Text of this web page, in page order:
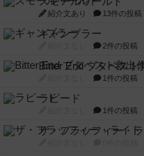
紹介文あり 13件の投稿
ギャンブラー
2件の投稿
Bitter End ブタペスト
1件の投稿
ラピード
1件の投稿
ザ・フラッフィー・ラ